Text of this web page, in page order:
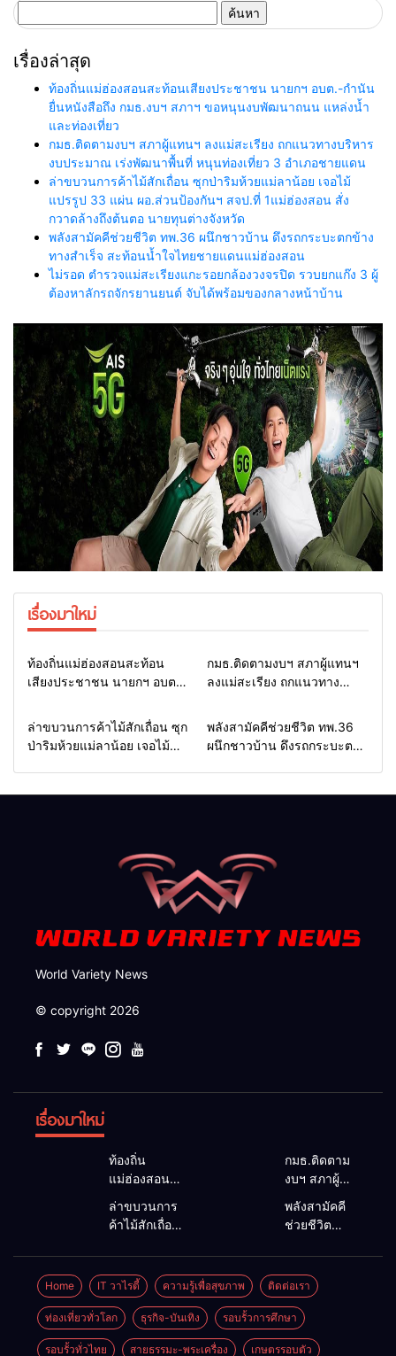
สำหรับ:
เรื่องล่าสุด
ท้องถิ่นแม่ฮ่องสอนสะท้อนเสียงประชาชน นายกฯ อบต.-กำนัน
ยื่นหนังสือถึง กมธ.งบฯ สภาฯ ขอหนุนงบพัฒนาถนน แหล่งน้ำ
และท่องเที่ยว
กมธ.ติดตามงบฯ สภาผู้แทนฯ ลงแม่สะเรียง ถกแนวทางบริหาร
งบประมาณ เร่งพัฒนาพื้นที่ หนุนท่องเที่ยว 3 อำเภอชายแดน
ล่าขบวนการค้าไม้สักเถื่อน ซุกป่าริมห้วยแม่ลาน้อย เจอไม้
แปรรูป 33 แผ่น ผอ.ส่วนป้องกันฯ สจป.ที่ 1แม่ฮ่องสอน สั่ง
กวาดล้างถึงต้นตอ นายทุนต่างจังหวัด
พลังสามัคคีช่วยชีวิต ทพ.36 ผนึกชาวบ้าน ดึงรถกระบะตกข้าง
ทางสำเร็จ สะท้อนน้ำใจไทยชายแดนแม่ฮ่องสอน
ไม่รอด ตำรวจแม่สะเรียงแกะรอยกล้องวงจรปิด รวบยกแก๊ง 3 ผู้
ต้องหาลักรถจักรยานยนต์ จับได้พร้อมของกลางหน้าบ้าน
เรื่องมาใหม่
Home รอบรั้วทั่วไทย
ท้องถิ่นแม่ฮ่องสอนสะท้อน
เสียงประชาชน นายกฯ อบต.-
สภาฯ ขอหนุนงบพัฒนาถนน
แหล่งน้ำ และท่องเที่ยว
Home รอบรั้วทั่วไทย
กมธ.ติดตามงบฯ สภาผู้แทนฯ
ลงแม่สะเรียง ถกแนวทาง
พื้นที่ หนุนท่องเที่ยว 3 อำเภอ
ชายแดน
Home รอบรั้วทั่วไทย
ล่าขบวนการค้าไม้สักเถื่อน ซุก
ป่าริมห้วยแม่ลาน้อย เจอไม้
Home แวดวงทหาร
พลังสามัคคีช่วยชีวิต ทพ.36
ผนึกชาวบ้าน ดึงรถกระบะตก
World Variety News
© copyright 2026
เรื่องมาใหม่
ท้องถิ่น
แม่ฮ่องสอน
ประชาชน นา
ยกฯ อบต.-
กำนัน ยื่น
หนังสือถึง
กมธ.งบฯ
สภาฯ ขอหนุน
งบพัฒนาถนน
แหล่งน้ำ และ
กมธ.ติดตาม
งบฯ สภาผู้
แม่สะเรียง ถก
แนวทาง
บริหารงบ
ประมาณ เร่ง
พัฒนาพื้นที่
หนุนท่องเที่ยว
3 อำเภอ
ชายแดน
ล่าขบวนการ
ค้าไม้สักเถื่อน
แม่ลาน้อย เจอ
ไม้แปรรูป 33
แผ่น ผอ.ส่วน
ป้องกันฯ
สจป.ที่
พลังสามัคคี
ช่วยชีวิต
ชาวบ้าน ดึง
รถกระบะตก
ข้างทาง
สำเร็จ สะท้อน
น้ำใจไทย
Home IT วาไรตี้ ความรู้เพื่อสุขภาพ ติดต่อเรา
ท่องเที่ยวทั่วโลก ธุรกิจ-บันเทิง รอบรั้วการศึกษา
รอบรั้วทั่วไทย สายธรรมะ-พระเครื่อง เกษตรรอบตัว